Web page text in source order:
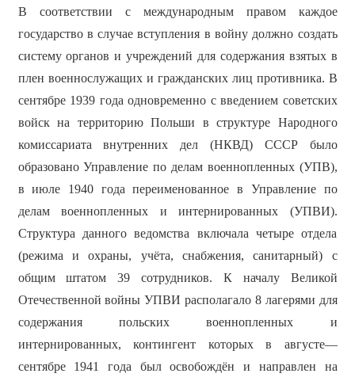
В соответствии с международным правом каждое
государство в случае вступления в войну должно создать
систему органов и учреждений для содержания взятых в
плен военнослужащих и гражданских лиц противника. В
сентябре 1939 года одновременно с введением советских
войск на территорию Польши в структуре Народного
комиссариата внутренних дел (НКВД) СССР было
образовано Управление по делам военнопленных (УПВ),
в июле 1940 года переименованное в Управление по
делам военнопленных и интернированных (УПВИ).
Структура данного ведомства включала четыре отдела
(режима и охраны, учёта, снабжения, санитарный) с
общим штатом 39 сотрудников. К началу Великой
Отечественной войны УПВИ располагало 8 лагерями для
содержания польских военнопленных и
интернированных, контингент которых в августе—
сентябре 1941 года был освобождён и направлен на